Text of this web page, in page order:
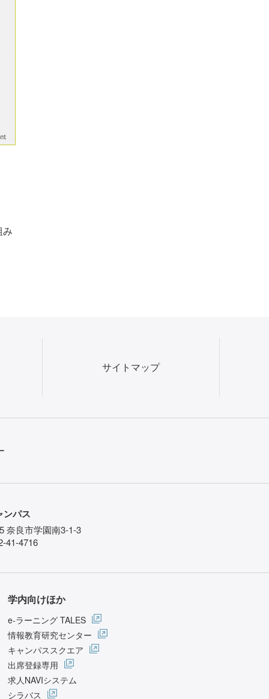
サイトマップ
ンパス
奈良市学園南3-1-3
41-4716
学内向けほか
e-ラーニング TALES
情報教育研究センター
キャンパススクエア
出席登録専用
求人NAVIシステム
シラバス